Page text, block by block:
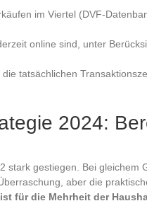
im Viertel (DVF-
online sind, unter
tatsächlichen
2024:
stark gestiegen. Bei gleichem
aber die
für die Mehrheit der